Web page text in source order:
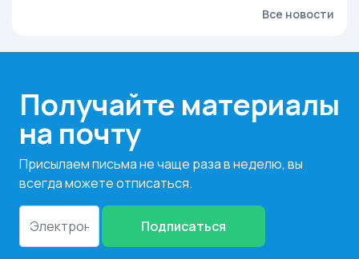
Все новости
Получайте материалы
на почту
Присылаем письма не чаще раза в неделю, вы
всегда можете отписаться.
Подписаться